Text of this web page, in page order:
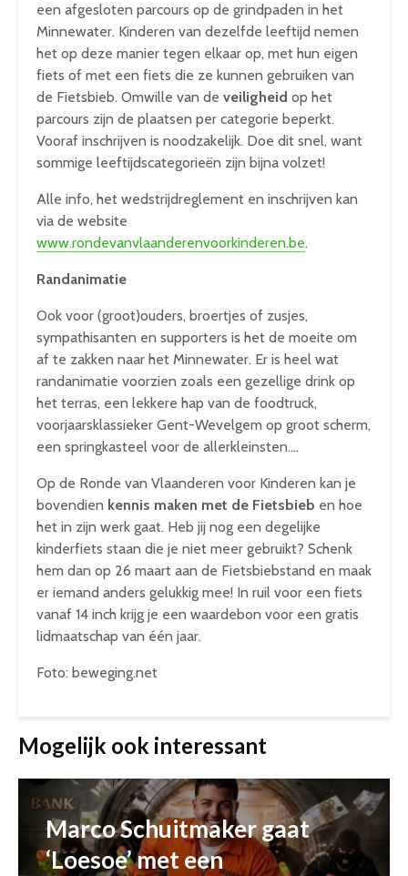
een afgesloten parcours op de grindpaden in het
Minnewater. Kinderen van dezelfde leeftijd nemen
het op deze manier tegen elkaar op, met hun eigen
fiets of met een fiets die ze kunnen gebruiken van
de Fietsbieb. Omwille van de veiligheid op het
parcours zijn de plaatsen per categorie beperkt.
Vooraf inschrijven is noodzakelijk. Doe dit snel, want
sommige leeftijdscategorieën zijn bijna volzet!
Alle info, het wedstrijdreglement en inschrijven kan
via de website
www.rondevanvlaanderenvoorkinderen.be.
Randanimatie
Ook voor (groot)ouders, broertjes of zusjes,
sympathisanten en supporters is het de moeite om
af te zakken naar het Minnewater. Er is heel wat
randanimatie voorzien zoals een gezellige drink op
het terras, een lekkere hap van de foodtruck,
voorjaarsklassieker Gent-Wevelgem op groot scherm,
een springkasteel voor de allerkleinsten….
Op de Ronde van Vlaanderen voor Kinderen kan je
bovendien kennis maken met de Fietsbieb en hoe
het in zijn werk gaat. Heb jij nog een degelijke
kinderfiets staan die je niet meer gebruikt? Schenk
hem dan op 26 maart aan de Fietsbiebstand en maak
er iemand anders gelukkig mee! In ruil voor een fiets
vanaf 14 inch krijg je een waardebon voor een gratis
lidmaatschap van één jaar.
Foto: beweging.net
Mogelijk ook interessant
Marco Schuitmaker gaat
‘Loesoe’ met een